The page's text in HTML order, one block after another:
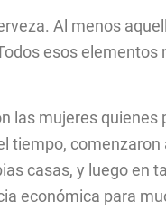
Al menos
esos elementos
las mujeres quienes
tiempo, comenzaron
casas, y luego en
económica para